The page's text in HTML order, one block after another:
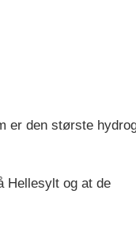
den største
Hellesylt og at de